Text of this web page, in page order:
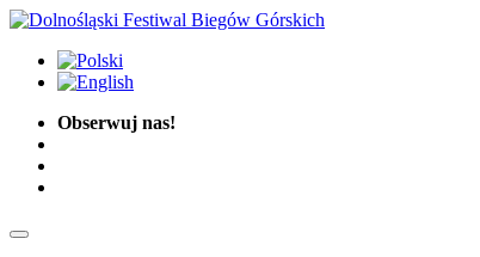
Obserwuj nas!